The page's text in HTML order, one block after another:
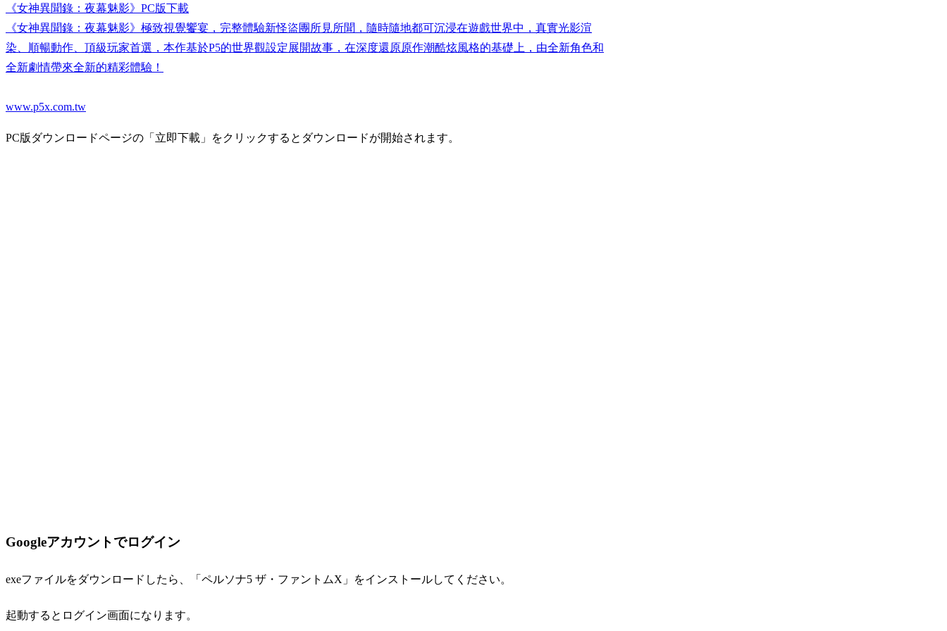
《女神異聞錄：夜幕魅影》PC版下載
《女神異聞錄：夜幕魅影》極致視覺饗宴，完整體驗新怪盜團所見所聞，隨時隨地都可沉浸在遊戲世界中，真實光影渲
染、順暢動作、頂級玩家首選，本作基於P5的世界觀設定展開故事，在深度還原原作潮酷炫風格的基礎上，由全新角色和
全新劇情帶來全新的精彩體驗！
www.p5x.com.tw
PC版ダウンロードページの「立即下載」をクリックするとダウンロードが開始されます。
Googleアカウントでログイン
exeファイルをダウンロードしたら、「ペルソナ5 ザ・ファントムX」をインストールしてください。
起動するとログイン画面になります。